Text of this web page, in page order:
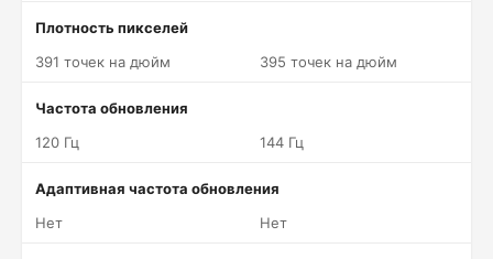
Плотность пикселей
391 точек на дюйм
395 точек на дюйм
Частота обновления
120 Гц
144 Гц
Адаптивная частота обновления
Нет
Нет